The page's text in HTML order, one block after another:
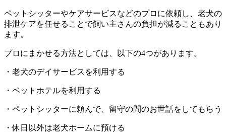
ペットシッターやケアサービスなどのプロに依頼し、老犬の
排泄ケアを任せることで飼い主さんの負担が減ることもあり
ます。
プロにまかせる方法としては、以下の4つがあります。
・老犬のデイサービスを利用する
・ペットホテルを利用する
・ペットシッターに頼んで、留守の間のお世話をしてもらう
・休日以外は老犬ホームに預ける